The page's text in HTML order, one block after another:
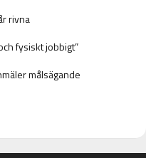
rivna
fysiskt jobbigt”
målsägande